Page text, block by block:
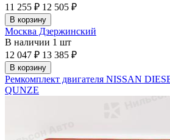
11 255 ₽ 12 505 ₽
В корзину
Москва Дзержинский
В наличии 1 шт
12 047 ₽ 13 385 ₽
В корзину
Ремкомплект двигателя NISSAN
QUNZE